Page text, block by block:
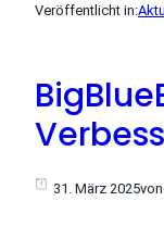
Veröffentlicht in:
31. März 2025von